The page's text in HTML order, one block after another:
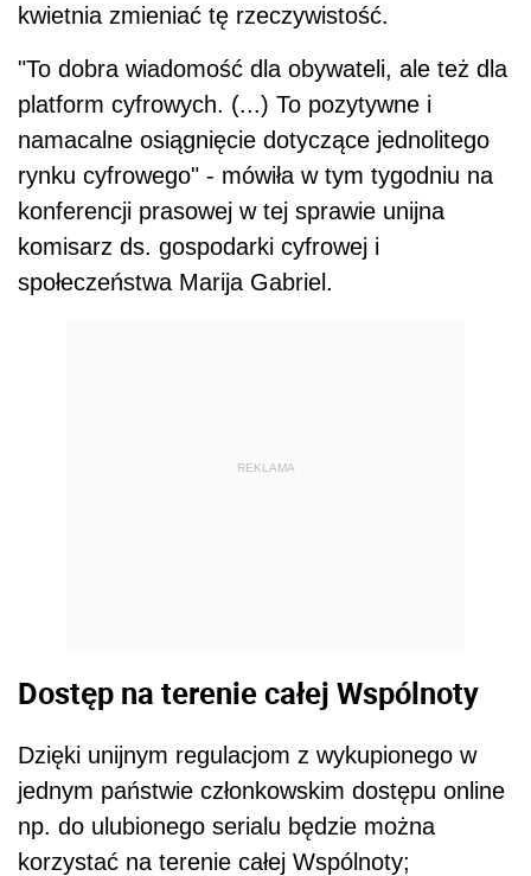
kwietnia zmieniać tę rzeczywistość.
"To dobra wiadomość dla obywateli, ale też dla
platform cyfrowych. (...) To pozytywne i
namacalne osiągnięcie dotyczące jednolitego
rynku cyfrowego" - mówiła w tym tygodniu na
konferencji prasowej w tej sprawie unijna
komisarz ds. gospodarki cyfrowej i
społeczeństwa Marija Gabriel.
REKLAMA
Dostęp na terenie całej Wspólnoty
Dzięki unijnym regulacjom z wykupionego w
jednym państwie członkowskim dostępu online
np. do ulubionego serialu będzie można
korzystać na terenie całej Wspólnoty;